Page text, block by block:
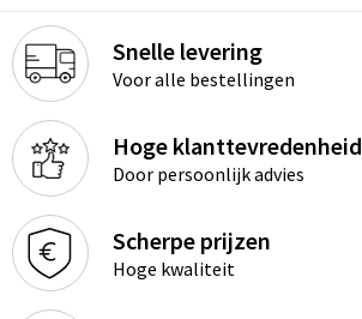
Snelle levering
Voor alle bestellingen
Hoge klanttevredenheid
Door persoonlijk advies
Scherpe prijzen
Hoge kwaliteit